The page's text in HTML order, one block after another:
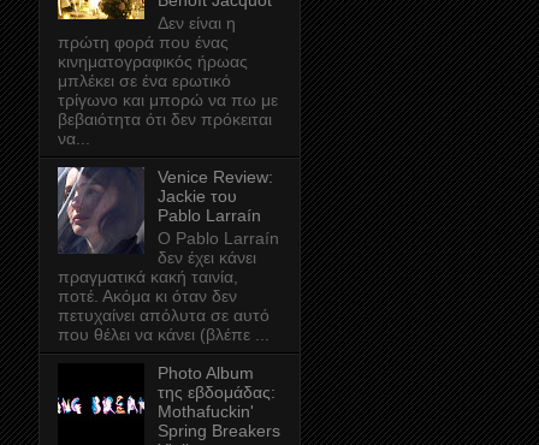
Δεν είναι η
πρώτη φορά που ένας
κινηματογραφικός ήρωας
μπλέκει σε ένα ερωτικό
τρίγωνο και μπορώ να πω με
βεβαιότητα ότι δεν πρόκειται
να...
Venice Review:
Jackie του
Pablo Larraín
Ο Pablo Larraín
δεν έχει κάνει
πραγματικά κακή ταινία,
ποτέ. Ακόμα κι όταν δεν
πετυχαίνει απόλυτα σε αυτό
που θέλει να κάνει (βλέπε ...
Photo Album
της εβδομάδας:
Mothafuckin'
Spring Breakers